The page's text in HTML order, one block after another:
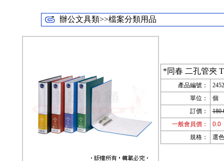
辦公文具類>>檔案分類用品
*同春 二孔管夾
產品編號：
單位：
個
訂價：
一般會員價：
0.0
規格：
選